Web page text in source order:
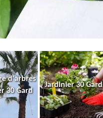
d'arbres
30 Gard
Jardinier 30 Gard